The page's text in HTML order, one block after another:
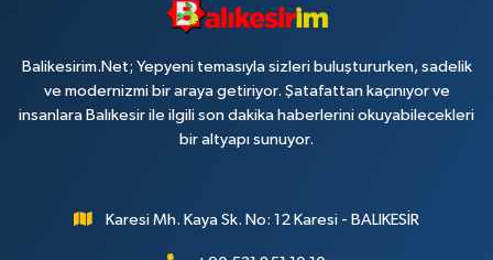
Balikesirim.Net; Yepyeni temasıyla sizleri buluştururken, sadelik
ve modernizmi bir araya getiriyor. Şatafattan kaçınıyor ve
insanlara Balıkesir ile ilgili son dakika haberlerini okuyabilecekleri
bir altyapı sunuyor.
Karesi Mh. Kaya Sk. No: 12 Karesi - BALIKESİR